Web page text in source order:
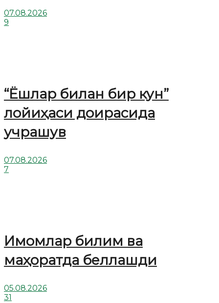
07.08.2026
9
“Ёшлар билан бир кун”
лойиҳаси доирасида
учрашув
07.08.2026
7
Имомлар билим ва
маҳоратда беллашди
05.08.2026
31